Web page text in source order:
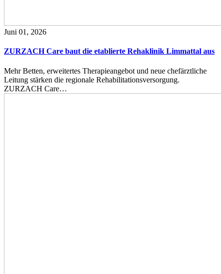
Juni 01, 2026
ZURZACH Care baut die etablierte Rehaklinik Limmattal aus
Mehr Betten, erweitertes Therapieangebot und neue chefärztliche
Leitung stärken die regionale Rehabilitationsversorgung.
ZURZACH Care…